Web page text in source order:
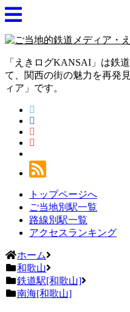
「えきログKANSAI」は鉄
て、関西の街の魅力を再発
ィア」です。
トップページへ
ご当地別駅一覧
路線別駅一覧
アクセスランキング
ホーム
和歌山
鉄道駅[和歌山]
南海[和歌山]